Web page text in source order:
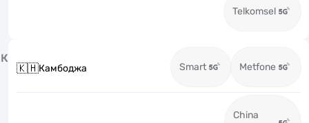
Telkomsel
К
🇰🇭Камбоджа Smart Metfone
China